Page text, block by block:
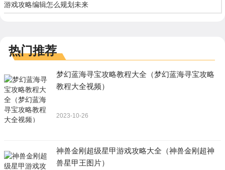
游戏攻略编辑怎么规划未来
热门推荐
梦幻蓝海寻宝攻略教程大全（梦幻蓝海寻宝攻略
教程大全视频）
2023-10-26
神兽金刚超级星甲游戏攻略大全（神兽金刚超神
兽星甲王图片）